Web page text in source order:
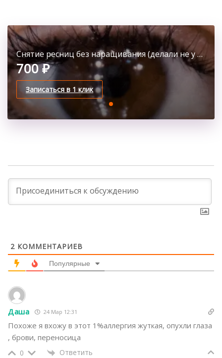
Снятие ресниц без наращивания (делали не у нас)
700 ₽
Записаться в 1 клик
2 КОММЕНТАРИЕВ
Популярные
Даша 24 Мар 12:31
Похоже я вхожу в этот 1%аллергия жуткая, опухли глаза
, брови, переносица
0 Ответить